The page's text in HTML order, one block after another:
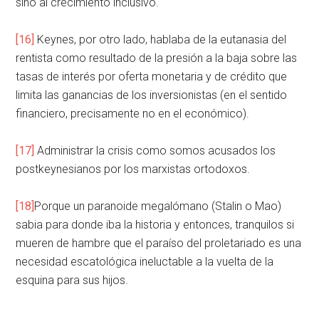
[16] Keynes, por otro lado, hablaba de la eutanasia del
rentista como resultado de la presión a la baja sobre las
tasas de interés por oferta monetaria y de crédito que
limita las ganancias de los inversionistas (en el sentido
financiero, precisamente no en el económico).
[17] Administrar la crisis como somos acusados los
postkeynesianos por los marxistas ortodoxos.
[18]Porque un paranoide megalómano (Stalin o Mao)
sabia para donde iba la historia y entonces, tranquilos si
mueren de hambre que el paraíso del proletariado es una
necesidad escatológica ineluctable a la vuelta de la
esquina para sus hijos.